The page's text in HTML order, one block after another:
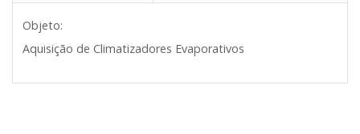
Objeto:
Aquisição de Climatizadores Evaporativos